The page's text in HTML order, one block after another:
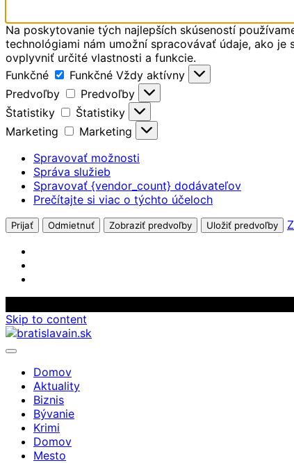
Na poskytovanie tých najlepších skúseností
technológiami nám umožní spracovávať údaje, ako je
ovplyvniť určité vlastnosti a funkcie.
Funkčné
Funkčné Vždy aktívny
Predvoľby
Predvoľby
Štatistiky
Štatistiky
Marketing
Marketing
Spravovať možnosti
Správa služieb
Spravovať {vendor_count} dodávateľov
Prečítajte si viac o týchto účeloch
Prijať Odmietnuť Zobraziť predvoľby Uložiť predvoľby
Skip to content
Domov
Aktuality
Biznis
Bývanie
Krimi
Domov
Mesto